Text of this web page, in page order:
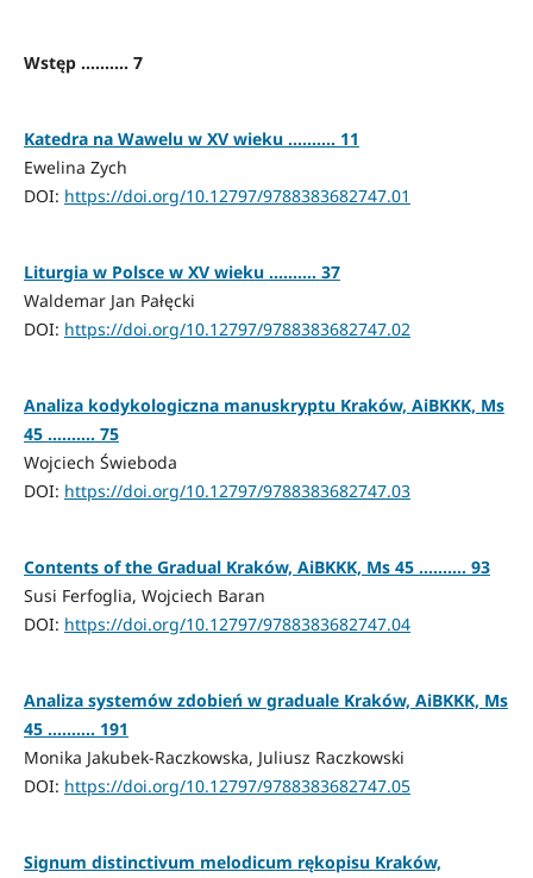
Wstęp .......... 7
Katedra na Wawelu w XV wieku .......... 11
Ewelina Zych
DOI: https://doi.org/10.12797/9788383682747.01
Liturgia w Polsce w XV wieku .......... 37
Waldemar Jan Pałęcki
DOI: https://doi.org/10.12797/9788383682747.02
Analiza kodykologiczna manuskryptu Kraków, AiBKKK, Ms
45 .......... 75
Wojciech Świeboda
DOI: https://doi.org/10.12797/9788383682747.03
Contents of the Gradual Kraków, AiBKKK, Ms 45 .......... 93
Susi Ferfoglia, Wojciech Baran
DOI: https://doi.org/10.12797/9788383682747.04
Analiza systemów zdobień w graduale Kraków, AiBKKK, Ms
45 .......... 191
Monika Jakubek-Raczkowska, Juliusz Raczkowski
DOI: https://doi.org/10.12797/9788383682747.05
Signum distinctivum melodicum rękopisu Kraków,